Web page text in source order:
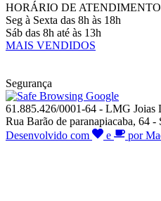
HORÁRIO DE
Seg à Sexta das 8h às 18h
Sáb das 8h até às 13h
MAIS VENDIDOS
Segurança
61.885.426/0001-64 - LMG
Rua Barão de paranapiacaba, 64 -
Desenvolvido com
e por